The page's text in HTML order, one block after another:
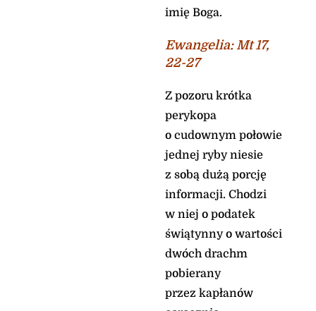
imię Boga.
Ewangelia: Mt 17,
22-27
Z pozoru krótka
perykopa
o cudownym połowie
jednej ryby niesie
z sobą dużą porcję
informacji. Chodzi
w niej o podatek
świątynny o wartości
dwóch drachm
pobierany
przez kapłanów